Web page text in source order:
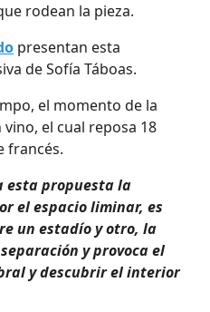
rodean la pieza.
presentan esta
de Sofía Táboas.
el momento de la
el cual reposa 18
francés.
esta propuesta la
el espacio liminar, es
un estadío y otro, la
y provoca el
y descubrir el interior